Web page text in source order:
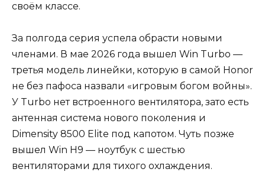
своём классе.
За полгода серия успела обрасти новыми
членами. В мае 2026 года вышел Win Turbo —
третья модель линейки, которую в самой Honor
не без пафоса назвали «игровым богом войны».
У Turbo нет встроенного вентилятора, зато есть
антенная система нового поколения и
Dimensity 8500 Elite под капотом. Чуть позже
вышел Win H9 — ноутбук с шестью
вентиляторами для тихого охлаждения.